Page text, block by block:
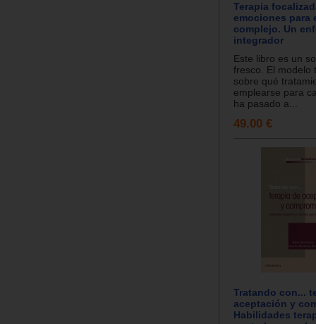
Terapia
emociones para
complejo. Un
integrador
Este libro es un
fresco. El modelo
sobre qué
emplearse para
ha pasado a...
49.00 €
Tratando con...
aceptación y
Habilidades